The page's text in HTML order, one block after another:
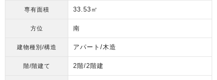
専有面積 33.53㎡
方位 南
建物種別/構造 アパート/木造
階/階建て 2階/2階建